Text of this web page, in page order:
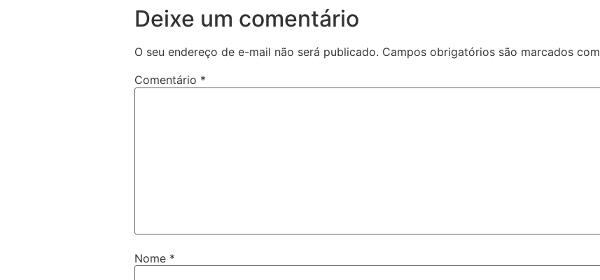
Deixe um comentário
O seu endereço de e-mail não será publicado. Campos obrigatórios são marcados com
Comentário *
Nome *